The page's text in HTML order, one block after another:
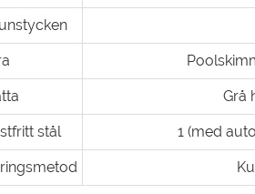
Grå
stål 1 (med